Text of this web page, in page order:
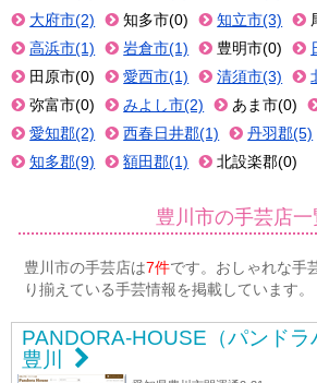
大府市(2)
知多市(0) 知立市(3)
高浜市(1)
岩倉市(1) 豊明市(0)
田原市(0)
愛西市(1) 清須市(3)
弥富市(0)
みよし市(2) あま市(0)
愛知郡(2)
西春日井郡(1) 丹羽郡(5)
知多郡(9)
額田郡(1) 北設楽郡(0)
豊川市の手芸店一
豊川市の手芸店は7件です。おしゃれな手
り揃えている手芸情報を掲載しています。
PANDORA-HOUSE（パンドラ
豊川